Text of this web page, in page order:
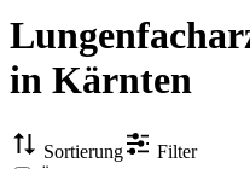
in Kärnten
Sortierung
Filter